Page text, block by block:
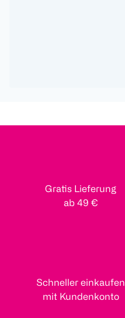
Gratis Lieferung
ab 49 €
Schneller einkaufen
mit Kundenkonto